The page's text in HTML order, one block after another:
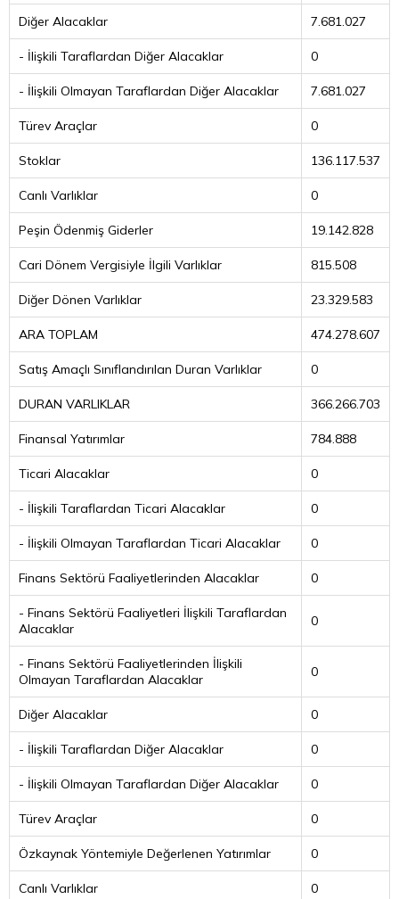
Diğer Alacaklar 7.681.027
- İlişkili Taraflardan Diğer Alacaklar 0
- İlişkili Olmayan Taraflardan Diğer Alacaklar 7.681.027
Türev Araçlar 0
Stoklar 136.117.537
Canlı Varlıklar 0
Peşin Ödenmiş Giderler 19.142.828
Cari Dönem Vergisiyle İlgili Varlıklar 815.508
Diğer Dönen Varlıklar 23.329.583
ARA TOPLAM 474.278.607
Satış Amaçlı Sınıflandırılan Duran Varlıklar 0
DURAN VARLIKLAR 366.266.703
Finansal Yatırımlar 784.888
Ticari Alacaklar 0
- İlişkili Taraflardan Ticari Alacaklar 0
- İlişkili Olmayan Taraflardan Ticari Alacaklar 0
Finans Sektörü Faaliyetlerinden Alacaklar 0
- Finans Sektörü Faaliyetleri İlişkili Taraflardan
Alacaklar
0
- Finans Sektörü Faaliyetlerinden İlişkili
Olmayan Taraflardan Alacaklar
0
Diğer Alacaklar 0
- İlişkili Taraflardan Diğer Alacaklar 0
- İlişkili Olmayan Taraflardan Diğer Alacaklar 0
Türev Araçlar 0
Özkaynak Yöntemiyle Değerlenen Yatırımlar 0
Canlı Varlıklar 0